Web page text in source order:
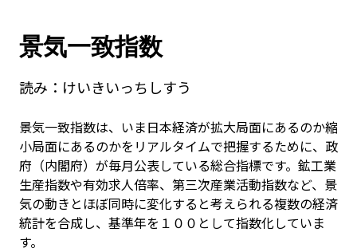
Terms
景気一致指数
読み： けいきいっちしすう
景気一致指数は、いま日本経済が拡大局面にあるのか縮
小局面にあるのかをリアルタイムで把握するために、政
府（内閣府）が毎月公表している総合指標です。鉱工業
生産指数や有効求人倍率、第三次産業活動指数など、景
気の動きとほぼ同時に変化すると考えられる複数の経済
統計を合成し、基準年を１００として指数化していま
す。